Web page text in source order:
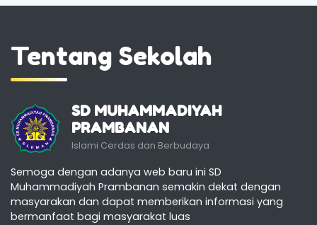
Tentang Sekolah
SD MUHAMMADIYAH
PRAMBANAN
Islami Cerdas dan Berbudaya
Semoga dengan adanya web baru ini SD
Muhammadiyah Prambanan semakin dekat dengan
masyarakan dan dapat memberikan informasi yang
bermanfaat bagi masyarakat luas